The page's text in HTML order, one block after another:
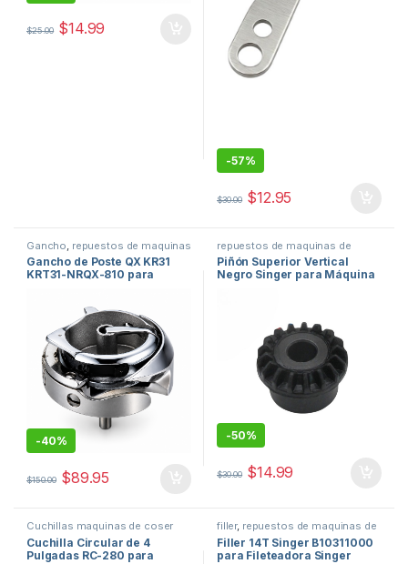
$25.00 $14.99
-57%
$30.00 $12.95
Gancho repuestos de maquinas
de coser
Gancho de Poste QX KR31
KRT31-NRQX-810 para
-40%
$150.00 $89.95
repuestos de maquinas de
coser
Piñón Superior Vertical
Negro Singer para Máquina
-50%
$30.00 $14.99
Cuchillas maquinas de coser
Cuchilla Circular de 4
Pulgadas RC-280 para
filler, repuestos de maquinas de
coser
Filler 14T Singer B10311000
para Fileteadora Singer